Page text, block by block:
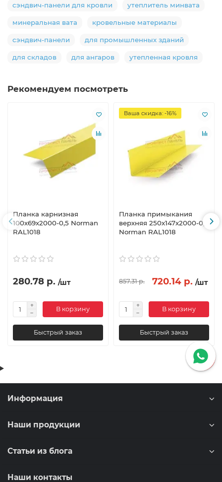
сэндвич-панели для кровли утеплитель минвата
минеральная вата кровельные материалы
сэндвич-панели для промышленных зданий
для складов для ангаров утепленная кровля
Рекомендуем посмотреть
Планка карнизная
100х69х2000-0,5 Norman
RAL1018
280.78 р. /шт
В корзину
Быстрый заказ
Ваша скидка: -16%
Планка примыкания
верхняя 250х147х2000-0,5
Norman RAL1018
857.31 р. 720.14 р. /шт
В корзину
Быстрый заказ
Информация
Наши продукции
Статьи из блога
Наши контакты